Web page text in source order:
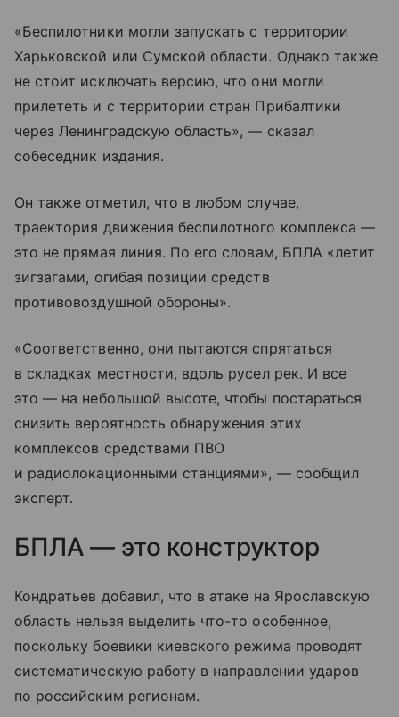
«Беспилотники могли запускать с территории
Харьковской или Сумской области. Однако также
не стоит исключать версию, что они могли
прилететь и с территории стран Прибалтики
через Ленинградскую область», — сказал
собеседник издания.
Он также отметил, что в любом случае,
траектория движения беспилотного комплекса —
это не прямая линия. По его словам, БПЛА «летит
зигзагами, огибая позиции средств
противовоздушной обороны».
«Соответственно, они пытаются спрятаться
в складках местности, вдоль русел рек. И все
это — на небольшой высоте, чтобы постараться
снизить вероятность обнаружения этих
комплексов средствами ПВО
и радиолокационными станциями», — сообщил
эксперт.
БПЛА — это конструктор
Кондратьев добавил, что в атаке на Ярославскую
область нельзя выделить что-то особенное,
поскольку боевики киевского режима проводят
систематическую работу в направлении ударов
по российским регионам.